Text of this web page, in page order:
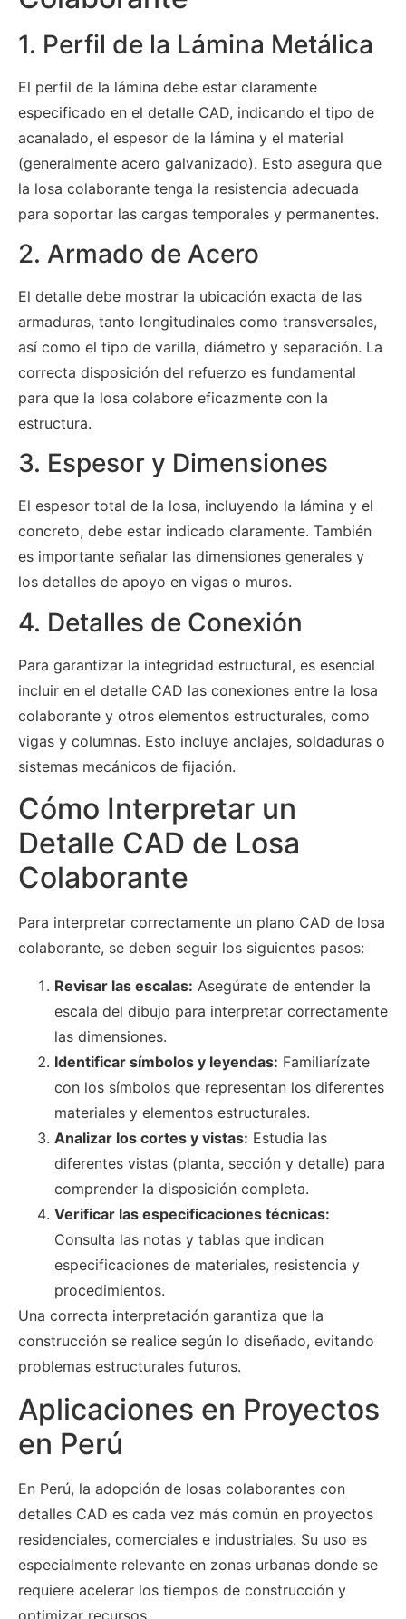
1. Perfil de la Lámina Metálica
El perfil de la lámina debe estar claramente
especificado en el detalle CAD, indicando el tipo de
acanalado, el espesor de la lámina y el material
(generalmente acero galvanizado). Esto asegura que
la losa colaborante tenga la resistencia adecuada
para soportar las cargas temporales y permanentes.
2. Armado de Acero
El detalle debe mostrar la ubicación exacta de las
armaduras, tanto longitudinales como transversales,
así como el tipo de varilla, diámetro y separación. La
correcta disposición del refuerzo es fundamental
para que la losa colabore eficazmente con la
estructura.
3. Espesor y Dimensiones
El espesor total de la losa, incluyendo la lámina y el
concreto, debe estar indicado claramente. También
es importante señalar las dimensiones generales y
los detalles de apoyo en vigas o muros.
4. Detalles de Conexión
Para garantizar la integridad estructural, es esencial
incluir en el detalle CAD las conexiones entre la losa
colaborante y otros elementos estructurales, como
vigas y columnas. Esto incluye anclajes, soldaduras o
sistemas mecánicos de fijación.
Cómo Interpretar un
Detalle CAD de Losa
Colaborante
Para interpretar correctamente un plano CAD de losa
colaborante, se deben seguir los siguientes pasos:
Revisar las escalas: Asegúrate de entender la
escala del dibujo para interpretar correctamente
las dimensiones.
Identificar símbolos y leyendas: Familiarízate
con los símbolos que representan los diferentes
materiales y elementos estructurales.
Analizar los cortes y vistas: Estudia las
diferentes vistas (planta, sección y detalle) para
comprender la disposición completa.
Verificar las especificaciones técnicas:
Consulta las notas y tablas que indican
especificaciones de materiales, resistencia y
procedimientos.
Una correcta interpretación garantiza que la
construcción se realice según lo diseñado, evitando
problemas estructurales futuros.
Aplicaciones en Proyectos
en Perú
En Perú, la adopción de losas colaborantes con
detalles CAD es cada vez más común en proyectos
residenciales, comerciales e industriales. Su uso es
especialmente relevante en zonas urbanas donde se
requiere acelerar los tiempos de construcción y
optimizar recursos.